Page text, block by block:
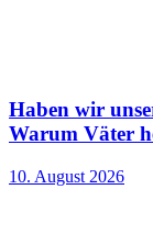
Haben wir
Warum Väter
10. August 2026